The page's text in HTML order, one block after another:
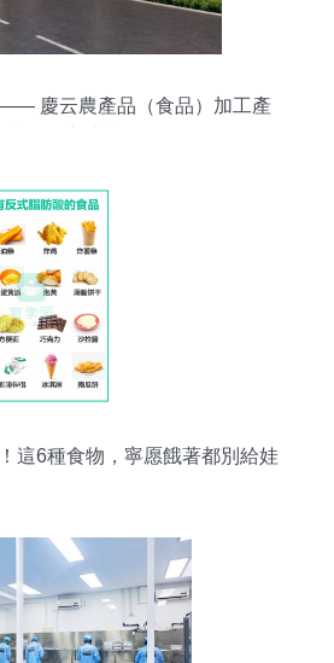
—— 慶云農產品（食品）加工產
這6種食物，寧愿餓著都別給娃